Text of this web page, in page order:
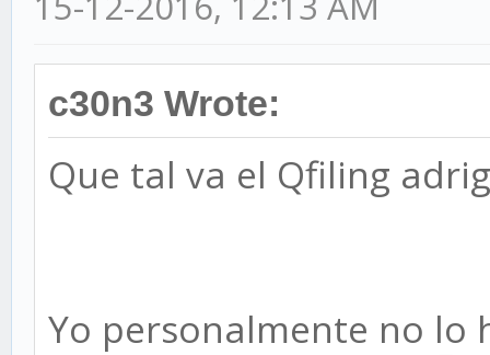
c30n3 Wrote:
Que tal va el Qfiling
Yo personalmente no lo